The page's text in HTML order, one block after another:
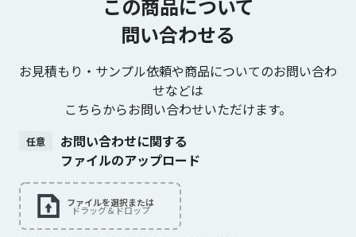
この商品について
問い合わせる
お見積もり・サンプル依頼や商品についてのお問い合わ
せなどは
こちらからお問い合わせいただけます。
任意
お問い合わせに関する
ファイルのアップロード
ファイルを選択または
ドラッグ＆ドロップ